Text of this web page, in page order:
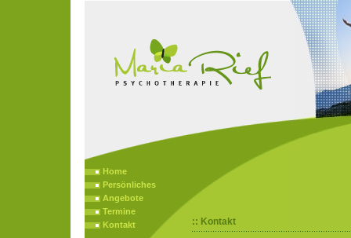
:: Kontakt
Home
Persönliches
Angebote
Termine
Kontakt